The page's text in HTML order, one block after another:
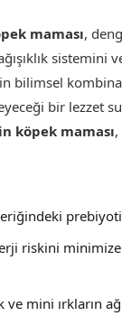
maması,
sistemini
bilimsel
bir lezzet
köpek maması
riskini
ve mini ırkların